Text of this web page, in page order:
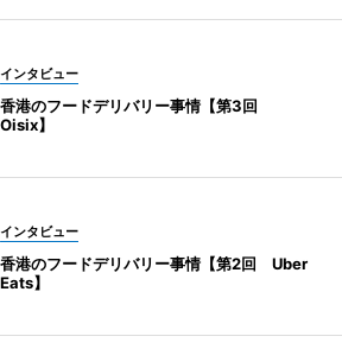
インタビュー
香港のフードデリバリー事情【第3回
Oisix】
インタビュー
香港のフードデリバリー事情【第2回 Uber
Eats】